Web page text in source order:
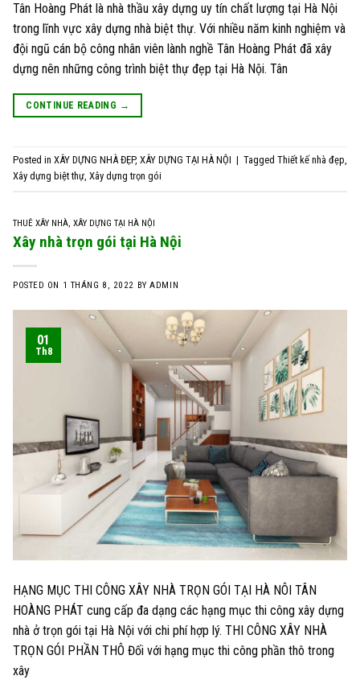
Tân Hoàng Phát là nhà thầu xây dựng uy tín chất lượng tại Hà Nội
trong lĩnh vực xây dựng nhà biệt thự. Với nhiều năm kinh nghiệm và
đội ngũ cán bộ công nhân viên lành nghề Tân Hoàng Phát đã xây
dựng nên những công trình biệt thự đẹp tại Hà Nội. Tân
CONTINUE READING →
Posted in XÂY DỰNG NHÀ ĐẸP, XÂY DỰNG TẠI HÀ NỘI | Tagged Thiết kế nhà đẹp,
Xây dựng biệt thự, Xây dựng trọn gói
THUÊ XÂY NHÀ, XÂY DỰNG TẠI HÀ NỘI
Xây nhà trọn gói tại Hà Nội
POSTED ON 1 THÁNG 8, 2022 BYADMIN
01
Th8
HẠNG MỤC THI CÔNG XÂY NHÀ TRỌN GÓI TẠI HÀ NÔI TÂN
HOÀNG PHÁT cung cấp đa dạng các hạng mục thi công xây dựng
nhà ở trọn gói tại Hà Nội với chi phí hợp lý. THI CÔNG XÂY NHÀ
TRỌN GÓI PHẦN THÔ Đối với hạng mục thi công phần thô trong
xây